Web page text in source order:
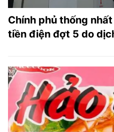
Chính phủ thống
tiền điện đợt 5 do